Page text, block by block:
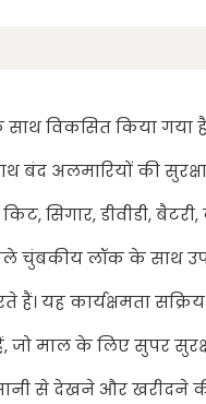
साथ विकसित किया गया
बंद अलमारियों की
सिगार, डीवीडी,
चुंबकीय लॉक के साथ
हैं। यह कार्यक्षमता
जो माल के लिए सुपर
से देखने और खरीदने